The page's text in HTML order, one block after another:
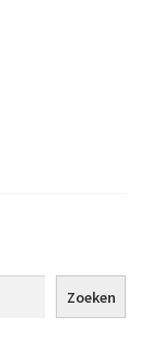
Zoeken